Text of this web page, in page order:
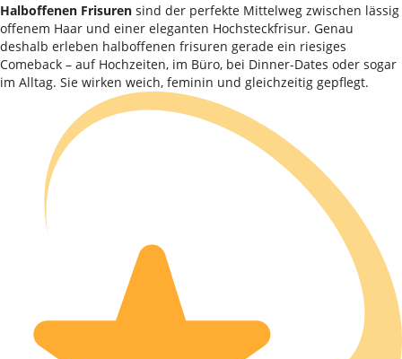
Halboffenen Frisuren sind der perfekte Mittelweg zwischen lässig
offenem Haar und einer eleganten Hochsteckfrisur. Genau
deshalb erleben halboffenen frisuren gerade ein riesiges
Comeback – auf Hochzeiten, im Büro, bei Dinner-Dates oder sogar
im Alltag. Sie wirken weich, feminin und gleichzeitig gepflegt.